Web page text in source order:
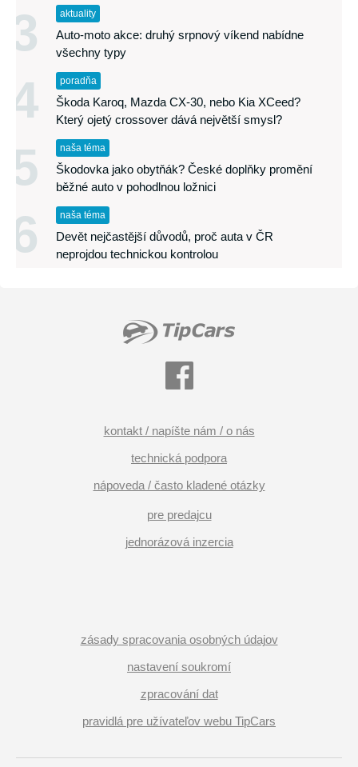
3 aktuality
Auto-moto akce: druhý srpnový víkend nabídne
všechny typy
4 poradňa
Škoda Karoq, Mazda CX-30, nebo Kia XCeed?
Který ojetý crossover dává největší smysl?
5 naša téma
Škodovka jako obytňák? České doplňky promění
běžné auto v pohodlnou ložnici
6 naša téma
Devět nejčastější důvodů, proč auta v ČR
neprojdou technickou kontrolou
kontakt / napíšte nám / o nás
technická podpora
nápoveda / často kladené otázky
pre predajcu
jednorázová inzercia
zásady spracovania osobných údajov
nastavení soukromí
zpracování dat
pravidlá pre užívateľov webu TipCars